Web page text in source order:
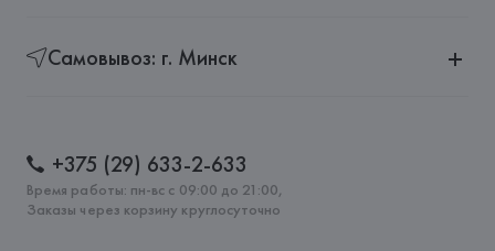
Самовывоз: г. Минск
+375 (29) 633-2-633
Время работы: пн-вс с 09:00 до 21:00,
Заказы через корзину круглосуточно